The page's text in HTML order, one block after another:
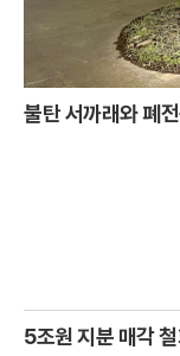
불탄 서까래와 폐
5조원 지분 매각